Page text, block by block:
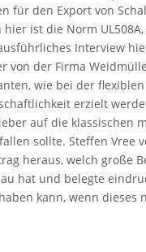
für den Export von
ist die Norm
Interview
von der Firma
wie bei der
erzielt
auf die klassischen
sollte. Steffen Vree
heraus, welch große
hat und belegte
kann, wenn dieses